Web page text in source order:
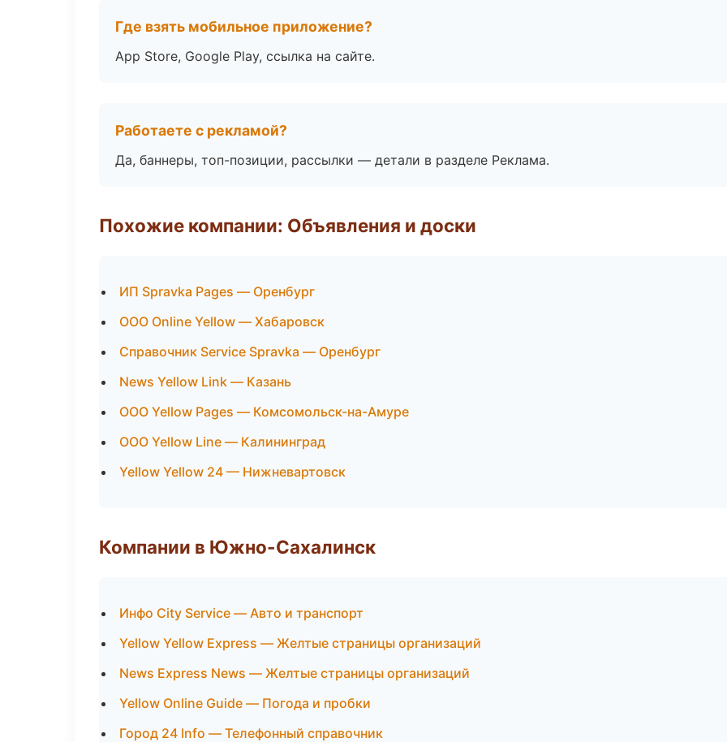
Где взять мобильное приложение?
App Store, Google Play, ссылка на сайте.
Работаете с рекламой?
Да, баннеры, топ-позиции, рассылки — детали в разделе Реклама.
Похожие компании: Объявления и доски
ИП Spravka Pages — Оренбург
ООО Online Yellow — Хабаровск
Справочник Service Spravka — Оренбург
News Yellow Link — Казань
ООО Yellow Pages — Комсомольск-на-Амуре
ООО Yellow Line — Калининград
Yellow Yellow 24 — Нижневартовск
Компании в Южно-Сахалинск
Инфо City Service — Авто и транспорт
Yellow Yellow Express — Желтые страницы организаций
News Express News — Желтые страницы организаций
Yellow Online Guide — Погода и пробки
Город 24 Info — Телефонный справочник